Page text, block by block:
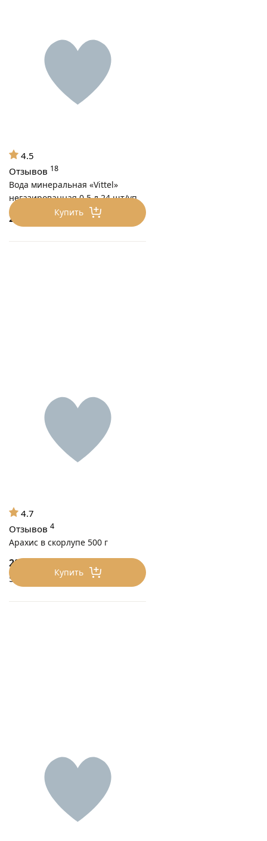
Купить
2090
Вода минеральная «Vittel»
негазированная 0.5 л 24 шт/уп
4.5
Отзывов 18
Купить
280₽/0.5 кг
560 ₽/кг
Арахис в скорлупе 500 г
4.7
Отзывов 4